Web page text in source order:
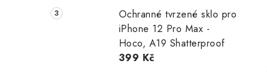
Ochranné tvrzené sklo pro
iPhone 12 Pro Max -
Hoco, A19 Shatterproof
399 Kč